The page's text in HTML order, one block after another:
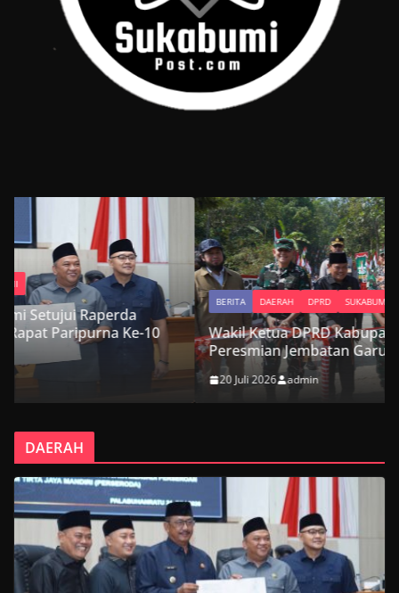
BERITA DAERAH DPRD SUKABUMI
Wakil Ketua DPRD Kabupaten Sukabumi Hadiri
Peresmian Jembatan Garuda Suci di Cikembar
DAERAH